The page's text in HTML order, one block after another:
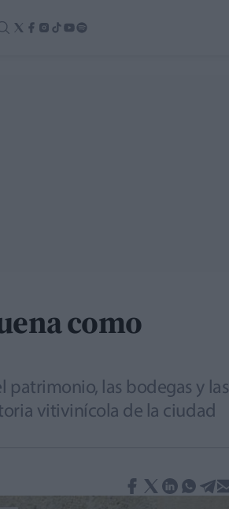
como
patrimonio, las bodegas y las
vitivinícola de la ciudad